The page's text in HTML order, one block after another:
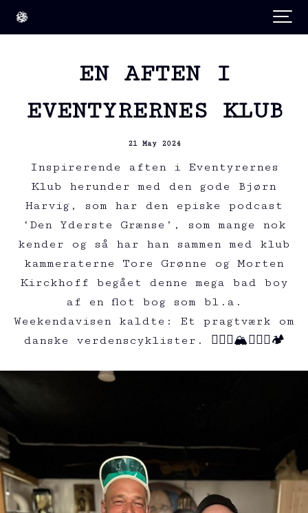
EN AFTEN I
EVENTYRERNES KLUB
21 May 2024
Inspirerende aften i Eventyrernes
Klub herunder med den gode Bjørn
Harvig, som har den episke podcast
‘Den Yderste Grænse’, som mange nok
kender og så har han sammen med klub
kammeraterne Tore Grønne og Morten
Kirckhoff begået denne mega bad boy
af en flot bog som bl.a.
Weekendavisen kaldte: Et pragtværk om
danske verdenscyklister. 🚵🏻‍♂️🏔️🚵🏻‍♀️🏕️